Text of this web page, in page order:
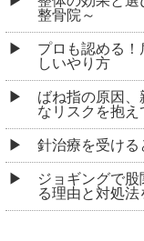
BLBはり灸整骨院
東京都新宿区若葉
交通:「四谷三丁目
「四ツ谷」駅 徒歩
TEL:03-5925-8324
営業時間:11：00
定休日:日曜・祝日
四